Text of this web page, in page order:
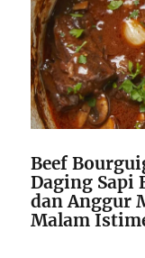
Beef
Daging Sapi
dan Anggur
Malam